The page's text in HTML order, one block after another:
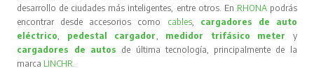
desarrollo de ciudades más inteligentes, entre otros. En RHONA podrás
encontrar desde accesorios como cables, cargadores de auto
eléctrico
pedestal cargador medidor trifásico meter
y
cargadores de autos de última tecnología, principalmente de la
marca LINCHR